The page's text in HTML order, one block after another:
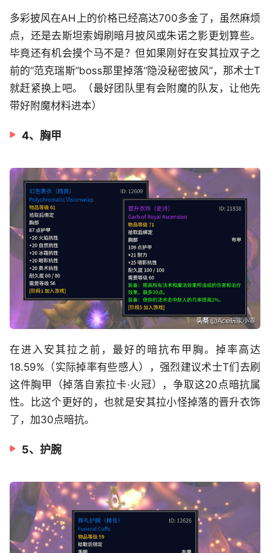
多彩披风在AH上的价格已经高达700多金了，虽然麻烦
点，还是去斯坦索姆刷暗月披风或朱诺之影更划算些。
毕竟还有机会摸个马不是？但如果刚好在安其拉双子之
前的“范克瑞斯”boss那里掉落“隐没秘密披风”，那术士T
就赶紧换上吧。（最好团队里有会附魔的队友，让他先
带好附魔材料进本）
4、胸甲
在进入安其拉之前，最好的暗抗布甲胸。掉率高达
18.59%（实际掉率有些感人），强烈建议术士T们去刷
这件胸甲（掉落自索拉卡·火冠），争取这20点暗抗属
性。比这个更好的，也就是安其拉小怪掉落的晋升衣饰
了，加30点暗抗。
5、护腕